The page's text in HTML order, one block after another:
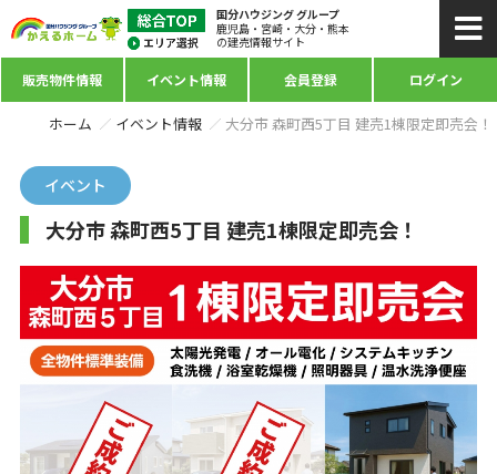
国分ハウジング グループ
鹿児島・宮崎・大分・熊本
の建売情報サイト
販売物件情報 イベント情報 会員登録 ログイン
ホーム イベント情報 大分市 森町西5丁目 建売1棟限定即売会！
イベント
大分市 森町西5丁目 建売1棟限定即売会！